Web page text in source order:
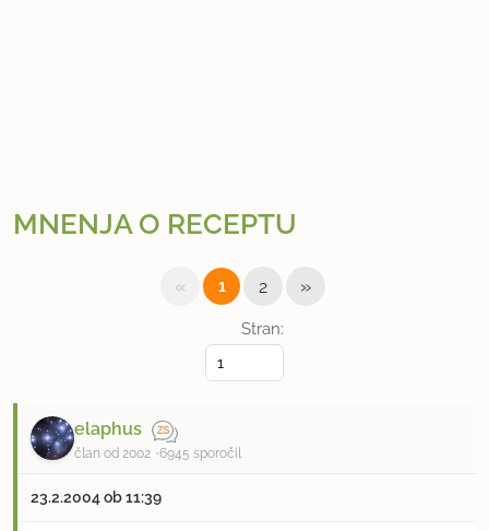
MNENJA O RECEPTU
Stran:
« 1 2 »
elaphus
član od 2002 6945 sporočil
23.2.2004 ob 11:39